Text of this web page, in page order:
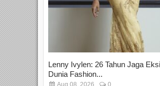
Lenny Ivylen: 26 Tahun Jaga
Dunia Fashion...